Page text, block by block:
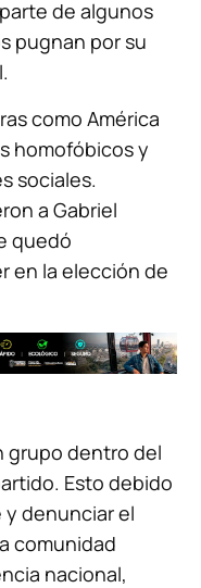
de algunos
pugnan por su
como América
homofóbicos y
sociales.
a Gabriel
quedó
en la elección de
grupo dentro del
Esto debido
y denunciar el
comunidad
nacional,